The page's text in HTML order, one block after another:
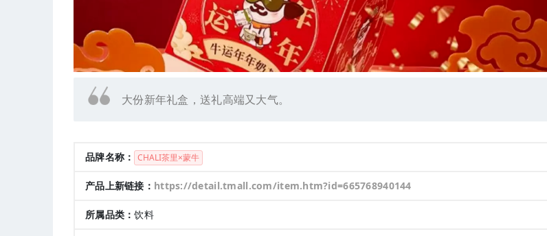
大份新年礼盒，送礼高端又大气。
品牌名称： CHALI茶里×蒙牛
产品上新链接： https://detail.tmall.com/item.htm?id=665768940144
所属品类：饮料